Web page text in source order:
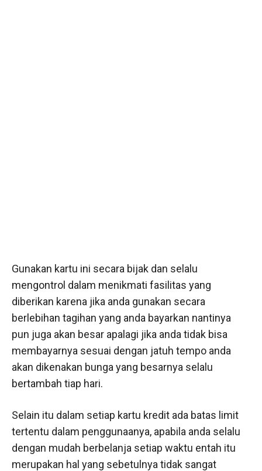
Gunakan kartu ini secara bijak dan selalu
mengontrol dalam menikmati fasilitas yang
diberikan karena jika anda gunakan secara
berlebihan tagihan yang anda bayarkan nantinya
pun juga akan besar apalagi jika anda tidak bisa
membayarnya sesuai dengan jatuh tempo anda
akan dikenakan bunga yang besarnya selalu
bertambah tiap hari.
Selain itu dalam setiap kartu kredit ada batas limit
tertentu dalam penggunaanya, apabila anda selalu
dengan mudah berbelanja setiap waktu entah itu
merupakan hal yang sebetulnya tidak sangat